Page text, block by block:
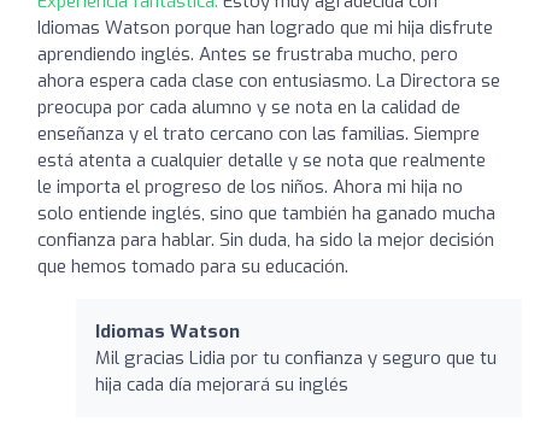
Idiomas Watson porque han logrado que mi hija disfrute
aprendiendo inglés. Antes se frustraba mucho, pero
ahora espera cada clase con entusiasmo. La Directora se
preocupa por cada alumno y se nota en la calidad de
enseñanza y el trato cercano con las familias. Siempre
está atenta a cualquier detalle y se nota que realmente
le importa el progreso de los niños. Ahora mi hija no
solo entiende inglés, sino que también ha ganado mucha
confianza para hablar. Sin duda, ha sido la mejor decisión
que hemos tomado para su educación.
Idiomas Watson
Mil gracias Lidia por tu confianza y seguro que tu
hija cada día mejorará su inglés